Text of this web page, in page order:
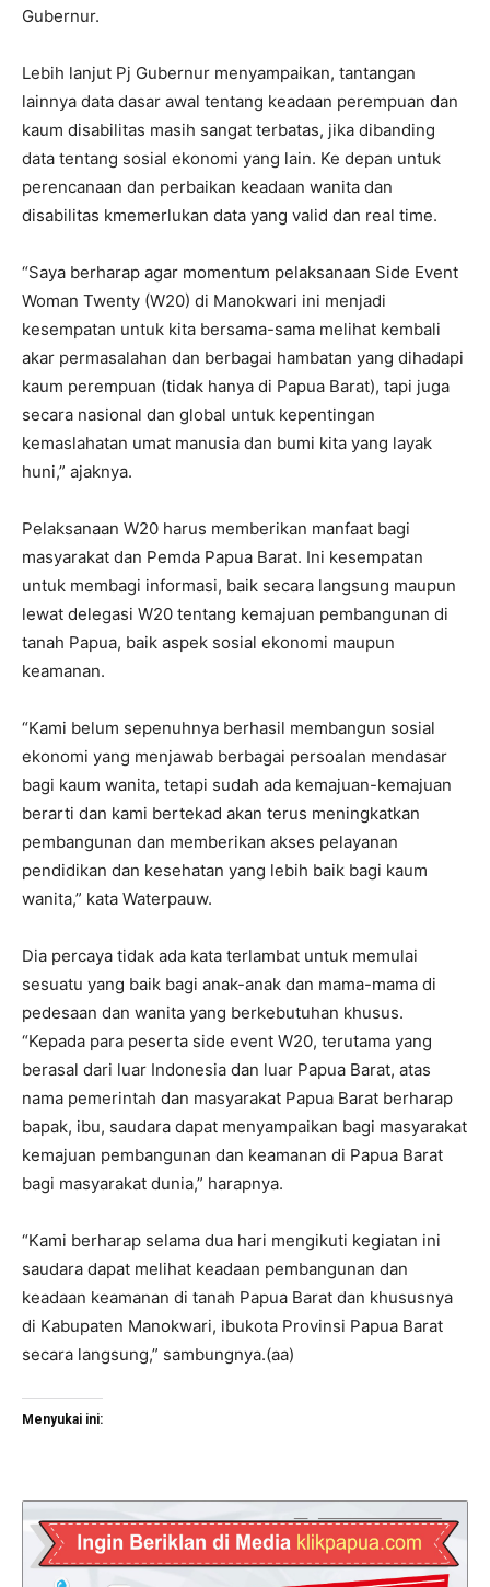
Gubernur.
Lebih lanjut Pj Gubernur menyampaikan, tantangan
lainnya data dasar awal tentang keadaan perempuan dan
kaum disabilitas masih sangat terbatas, jika dibanding
data tentang sosial ekonomi yang lain. Ke depan untuk
perencanaan dan perbaikan keadaan wanita dan
disabilitas kmemerlukan data yang valid dan real time.
“Saya berharap agar momentum pelaksanaan Side Event
Woman Twenty (W20) di Manokwari ini menjadi
kesempatan untuk kita bersama-sama melihat kembali
akar permasalahan dan berbagai hambatan yang dihadapi
kaum perempuan (tidak hanya di Papua Barat), tapi juga
secara nasional dan global untuk kepentingan
kemaslahatan umat manusia dan bumi kita yang layak
huni,” ajaknya.
Pelaksanaan W20 harus memberikan manfaat bagi
masyarakat dan Pemda Papua Barat. Ini kesempatan
untuk membagi informasi, baik secara langsung maupun
lewat delegasi W20 tentang kemajuan pembangunan di
tanah Papua, baik aspek sosial ekonomi maupun
keamanan.
“Kami belum sepenuhnya berhasil membangun sosial
ekonomi yang menjawab berbagai persoalan mendasar
bagi kaum wanita, tetapi sudah ada kemajuan-kemajuan
berarti dan kami bertekad akan terus meningkatkan
pembangunan dan memberikan akses pelayanan
pendidikan dan kesehatan yang lebih baik bagi kaum
wanita,” kata Waterpauw.
Dia percaya tidak ada kata terlambat untuk memulai
sesuatu yang baik bagi anak-anak dan mama-mama di
pedesaan dan wanita yang berkebutuhan khusus.
“Kepada para peserta side event W20, terutama yang
berasal dari luar Indonesia dan luar Papua Barat, atas
nama pemerintah dan masyarakat Papua Barat berharap
bapak, ibu, saudara dapat menyampaikan bagi masyarakat
kemajuan pembangunan dan keamanan di Papua Barat
bagi masyarakat dunia,” harapnya.
“Kami berharap selama dua hari mengikuti kegiatan ini
saudara dapat melihat keadaan pembangunan dan
keadaan keamanan di tanah Papua Barat dan khususnya
di Kabupaten Manokwari, ibukota Provinsi Papua Barat
secara langsung,” sambungnya.(aa)
Menyukai ini: